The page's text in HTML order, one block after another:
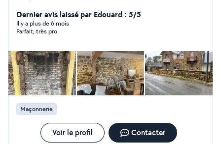
touche un peu à tout Peinture,nettoyage toiture,
parquet etc N'hésitez pas à demander conseil. Ou rdv
Dernier avis laissé par Edouard : 5/5
Il y a plus de 6 mois
Parfait, très pro
Maçonnerie
Voir le profil Contacter